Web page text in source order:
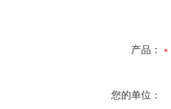
产品：
您的单位：